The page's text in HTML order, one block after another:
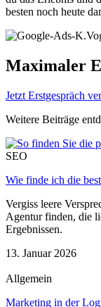
besten noch heute
Maximaler
Jetzt Erstgespräch
Weitere Beiträge
SEO
Wie finde ich die
Vergiss leere
Agentur finden, die
Ergebnissen.
13. Januar 2026
Allgemein
Marketing in der